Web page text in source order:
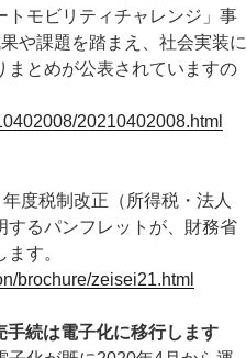
トモビリティチャレンジ」事
や課題を踏まえ、社会実装に
まとめが公表されていますの
20210402008.html
度税制改正（所得税・法人
するパンフレットが、財務省
す。
brochure/zeisei21.html
手続は電子化に移行します